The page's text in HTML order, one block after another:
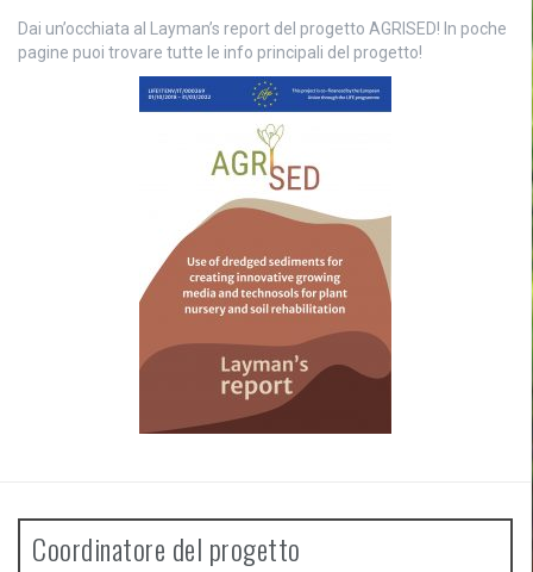
i
o
Dai un’occhiata al Layman’s report del progetto AGRISED! In poche
pagine puoi trovare tutte le info principali del progetto!
Coordinatore del progetto